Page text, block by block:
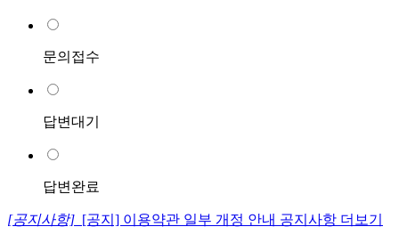
문의접수
답변대기
답변완료
[공지사항] [공지] 이용약관 일부 개정 안내 공지사항 더보기